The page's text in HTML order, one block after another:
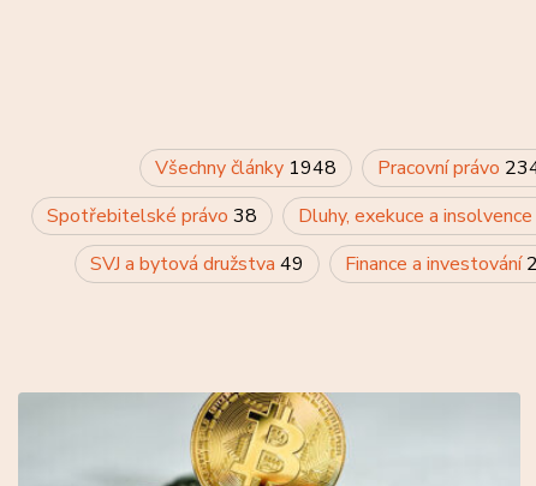
Všechny články 1948 Pracovní právo
Spotřebitelské právo 38 Dluhy, exekuce a insolvence
SVJ a bytová družstva 49 Finance a investování